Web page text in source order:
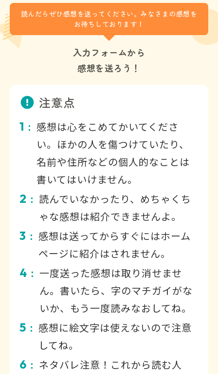
読んだらぜひ感想を送ってください。みなさまの感想を
お待ちしております！
入力フォームから
感想を送ろう！
注意点
1 ： 感想は心をこめてかいてくださ
い。ほかの人を傷つけていたり、
名前や住所などの個人的なことは
書いてはいけません。
2 ： 読んでいなかったり、めちゃくち
ゃな感想は紹介できませんよ。
3 ： 感想は送ってからすぐにはホーム
ページに紹介はされません。
4 ： 一度送った感想は取り消せませ
ん。書いたら、字のマチガイがな
いか、もう一度読みなおしてね。
5 ： 感想に絵文字は使えないので注意
してね。
6 ： ネタバレ注意！これから読む人